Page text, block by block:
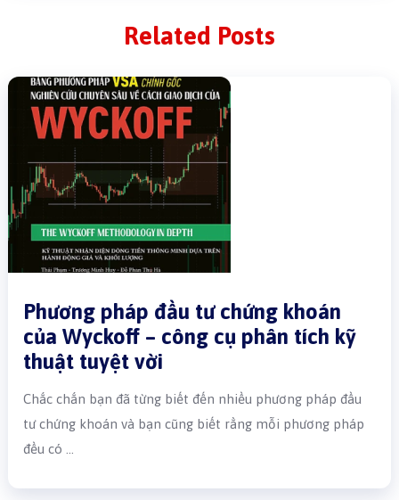
Related Posts
Phương pháp đầu tư chứng khoán
của Wyckoff – công cụ phân tích kỹ
thuật tuyệt vời
Chắc chắn bạn đã từng biết đến nhiều phương pháp đầu
tư chứng khoán và bạn cũng biết rằng mỗi phương pháp
đều có …